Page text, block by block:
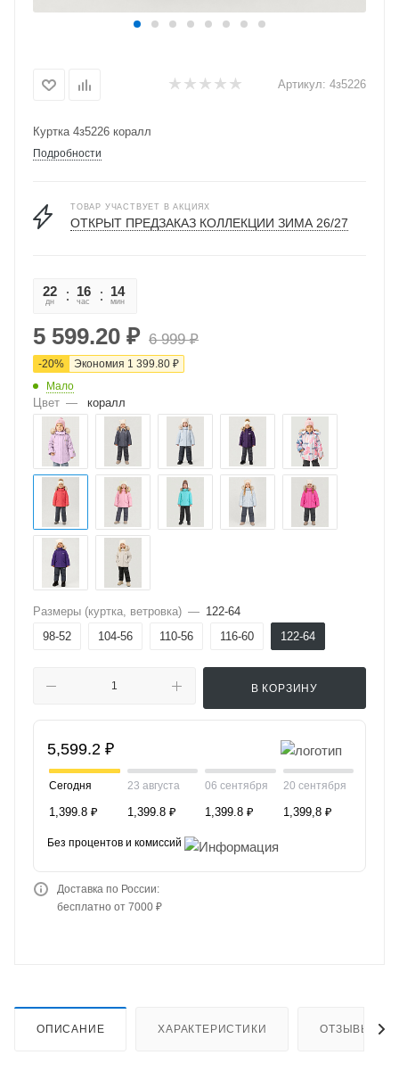
Артикул: 4з5226
Куртка 4з5226 коралл
Подробности
ТОВАР УЧАСТВУЕТ В АКЦИЯХ
ОТКРЫТ ПРЕДЗАКАЗ КОЛЛЕКЦИИ ЗИМА 26/27
22
дн
16
час
14
мин
5 599.20 ₽ 6 999₽
-20% Экономия 1 399.80 ₽
Мало
Цвет — коралл
Размеры (куртка, ветровка) — 122-64
98-52
104-56 110-56 116-60 122-64
В КОРЗИНУ
5,599.2 ₽
Сегодня
1,399.8 ₽
23 августа
1,399.8 ₽
06 сентября
1,399.8 ₽
20 сентября
1,399,8 ₽
Без процентов и комиссий
Доставка по России:
бесплатно от 7000 ₽
ОПИСАНИЕ ХАРАКТЕРИСТИКИ ОТЗЫВЫ